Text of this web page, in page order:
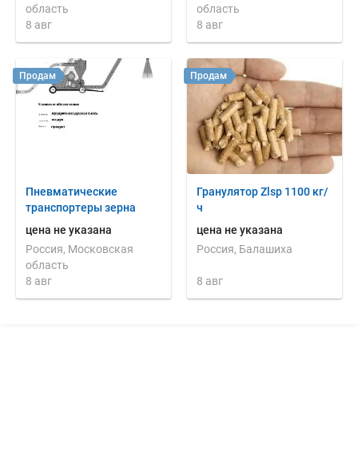
область
8 авг
область
8 авг
Пневматические
транспортеры зерна
цена не указана
Россия, Московская
область
8 авг
Продам
Гранулятор Zlsp 1100 кг/
ч
цена не указана
Россия, Балашиха
8 авг
Продам